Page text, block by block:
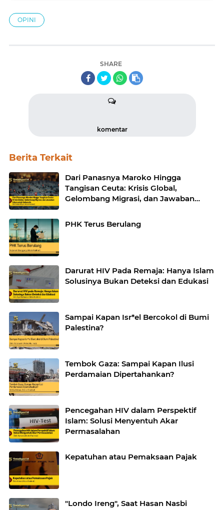
OPINI
SHARE
komentar
Berita Terkait
Dari Panasnya Maroko Hingga
Tangisan Ceuta: Krisis Global,
Gelombang Migrasi, dan Jawaban
PHK Terus Berulang
Darurat HIV Pada Remaja: Hanya Islam
Solusinya Bukan Deteksi dan Edukasi
Sampai Kapan Isr*el Bercokol di Bumi
Palestina?
Tembok Gaza: Sampai Kapan Ilusi
Perdamaian Dipertahankan?
Pencegahan HIV dalam Perspektif
Islam: Solusi Menyentuh Akar
Permasalahan
Kepatuhan atau Pemaksaan Pajak
"Londo Ireng", Saat Hasan Nasbi